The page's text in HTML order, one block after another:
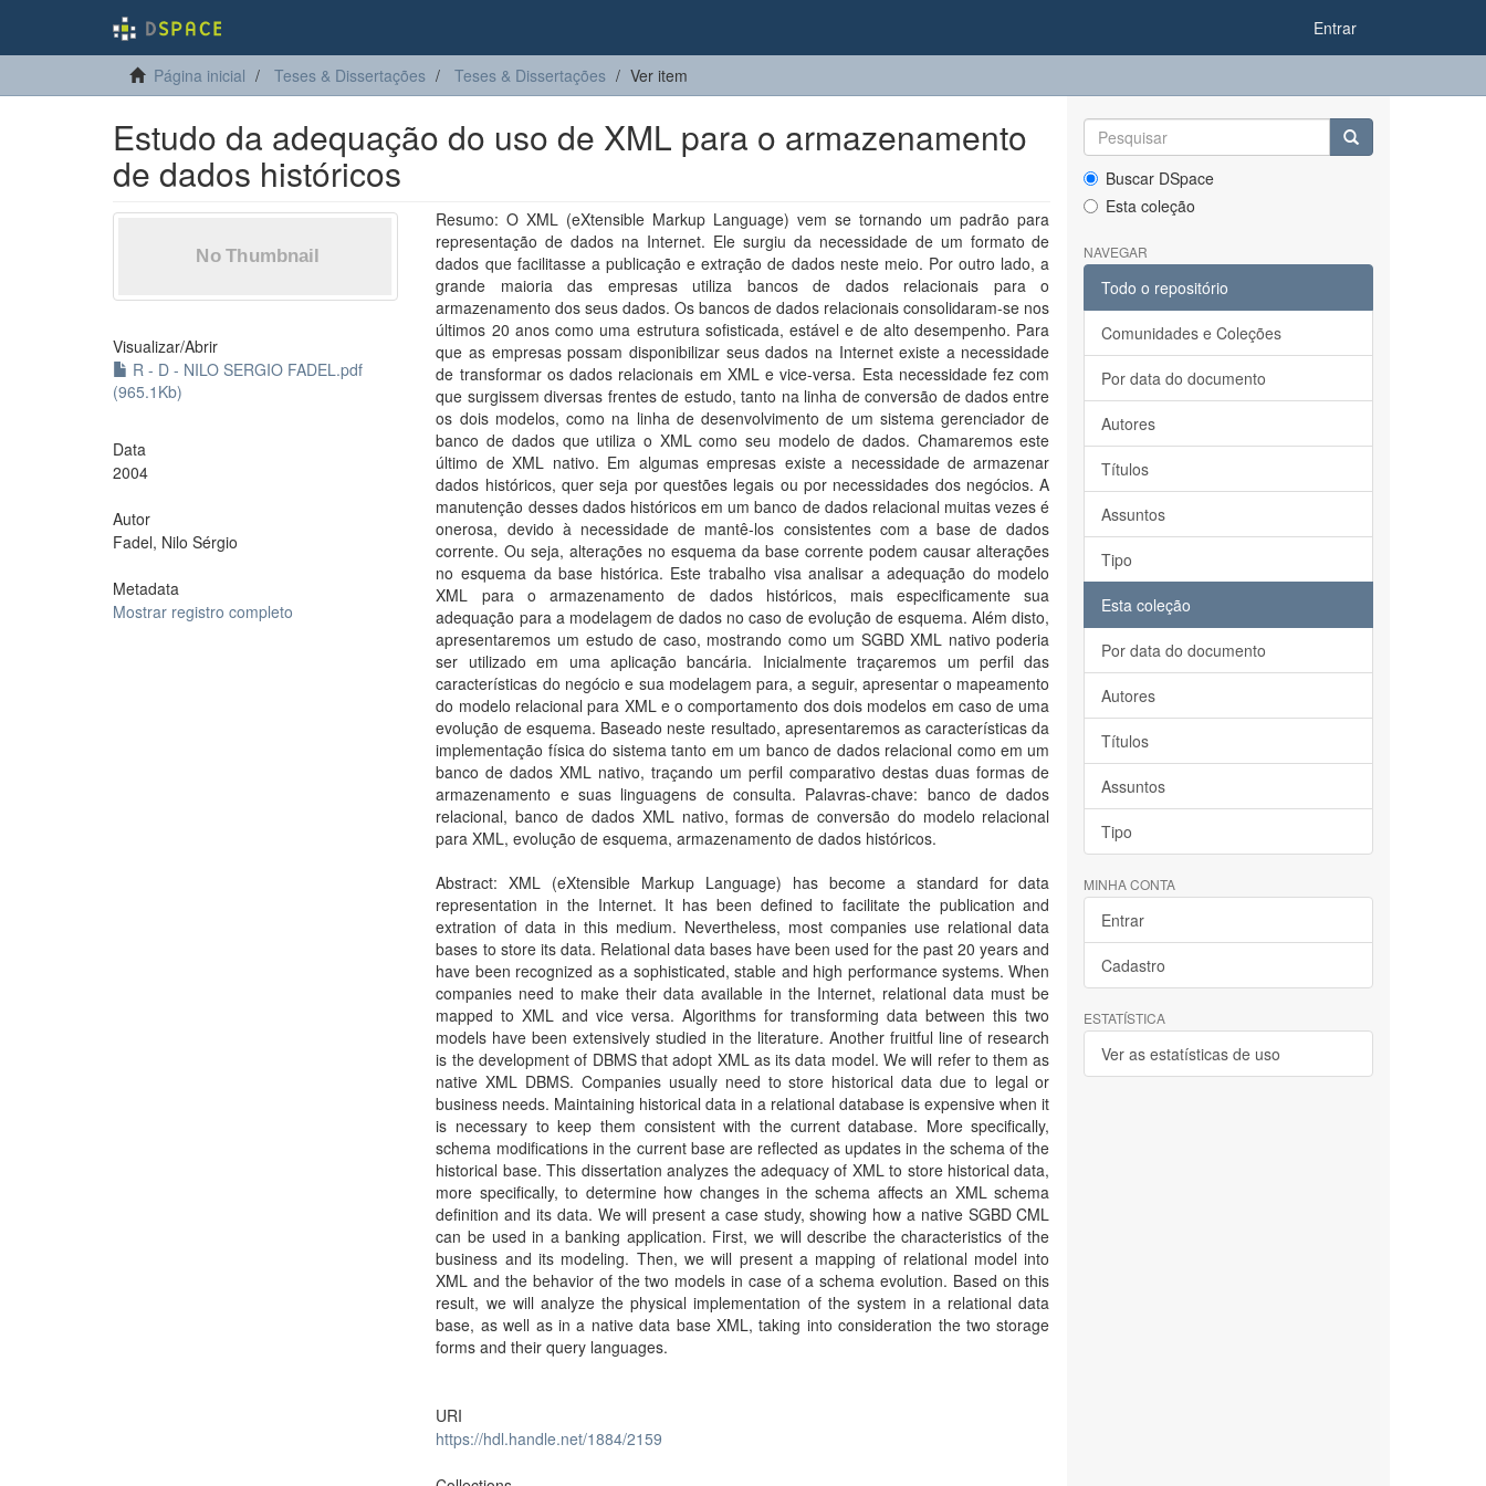
Entrar
Página inicial Teses & Dissertações Teses & Dissertações Ver item
Estudo da adequação do uso de XML para o armazenamento
de dados históricos
Visualizar/Abrir
R - D - NILO SERGIO FADEL.pdf
(965.1Kb)
Data
2004
Autor
Fadel, Nilo Sérgio
Metadata
Mostrar registro completo
Resumo: O XML (eXtensible Markup Language) vem se tornando um padrão para
representação de dados na Internet. Ele surgiu da necessidade de um formato de
dados que facilitasse a publicação e extração de dados neste meio. Por outro lado, a
grande maioria das empresas utiliza bancos de dados relacionais para o
armazenamento dos seus dados. Os bancos de dados relacionais consolidaram-se nos
últimos 20 anos como uma estrutura sofisticada, estável e de alto desempenho. Para
que as empresas possam disponibilizar seus dados na Internet existe a necessidade
de transformar os dados relacionais em XML e vice-versa. Esta necessidade fez com
que surgissem diversas frentes de estudo, tanto na linha de conversão de dados entre
os dois modelos, como na linha de desenvolvimento de um sistema gerenciador de
banco de dados que utiliza o XML como seu modelo de dados. Chamaremos este
último de XML nativo. Em algumas empresas existe a necessidade de armazenar
dados históricos, quer seja por questões legais ou por necessidades dos negócios. A
manutenção desses dados históricos em um banco de dados relacional muitas vezes é
onerosa, devido à necessidade de mantê-los consistentes com a base de dados
corrente. Ou seja, alterações no esquema da base corrente podem causar alterações
no esquema da base histórica. Este trabalho visa analisar a adequação do modelo
XML para o armazenamento de dados históricos, mais especificamente sua
adequação para a modelagem de dados no caso de evolução de esquema. Além disto,
apresentaremos um estudo de caso, mostrando como um SGBD XML nativo poderia
ser utilizado em uma aplicação bancária. Inicialmente traçaremos um perfil das
características do negócio e sua modelagem para, a seguir, apresentar o mapeamento
do modelo relacional para XML e o comportamento dos dois modelos em caso de uma
evolução de esquema. Baseado neste resultado, apresentaremos as características da
implementação física do sistema tanto em um banco de dados relacional como em um
banco de dados XML nativo, traçando um perfil comparativo destas duas formas de
armazenamento e suas linguagens de consulta. Palavras-chave: banco de dados
relacional, banco de dados XML nativo, formas de conversão do modelo relacional
para XML, evolução de esquema, armazenamento de dados históricos.
Abstract: XML (eXtensible Markup Language) has become a standard for data
representation in the Internet. It has been defined to facilitate the publication and
extration of data in this medium. Nevertheless, most companies use relational data
bases to store its data. Relational data bases have been used for the past 20 years and
have been recognized as a sophisticated, stable and high performance systems. When
companies need to make their data available in the Internet, relational data must be
mapped to XML and vice versa. Algorithms for transforming data between this two
models have been extensively studied in the literature. Another fruitful line of research
is the development of DBMS that adopt XML as its data model. We will refer to them as
native XML DBMS. Companies usually need to store historical data due to legal or
business needs. Maintaining historical data in a relational database is expensive when it
is necessary to keep them consistent with the current database. More specifically,
schema modifications in the current base are reflected as updates in the schema of the
historical base. This dissertation analyzes the adequacy of XML to store historical data,
more specifically, to determine how changes in the schema affects an XML schema
definition and its data. We will present a case study, showing how a native SGBD CML
can be used in a banking application. First, we will describe the characteristics of the
business and its modeling. Then, we will present a mapping of relational model into
XML and the behavior of the two models in case of a schema evolution. Based on this
result, we will analyze the physical implementation of the system in a relational data
base, as well as in a native data base XML, taking into consideration the two storage
forms and their query languages.
URI
https://hdl.handle.net/1884/2159
Buscar DSpace
Esta coleção
NAVEGAR
Todo o repositório
Comunidades e Coleções
Por data do documento
Autores
Títulos
Assuntos
Tipo
Esta coleção
Por data do documento
Autores
Títulos
Assuntos
Tipo
MINHA CONTA
Entrar
Cadastro
ESTATÍSTICA
Ver as estatísticas de uso